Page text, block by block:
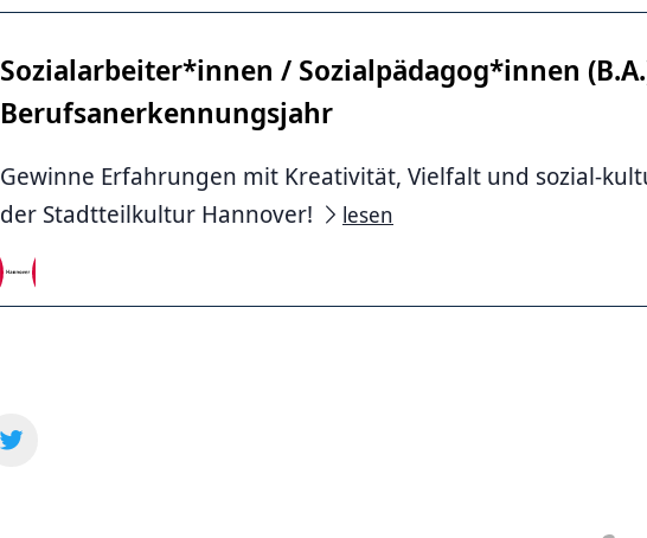
Sozialarbeiter*innen / Sozialpädagog*innen
Berufsanerkennungsjahr
Gewinne Erfahrungen mit Kreativität, Vielfalt und sozial-
der Stadtteilkultur Hannover!
lesen